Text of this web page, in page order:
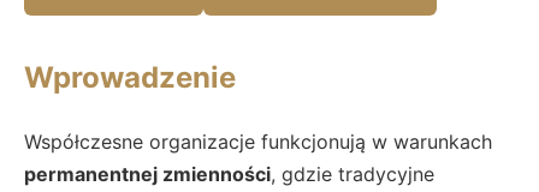
Wprowadzenie
Współczesne organizacje funkcjonują w warunkach
permanentnej zmienności, gdzie tradycyjne